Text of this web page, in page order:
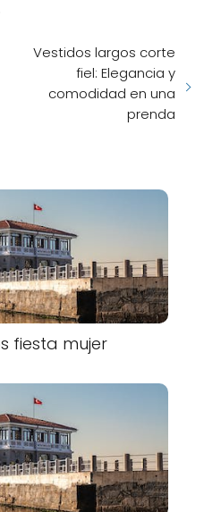
Vestidos largos corte
fiel: Elegancia y
comodidad en una
prenda
fiesta mujer